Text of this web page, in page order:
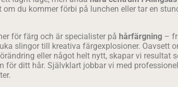
om du kommer förbi på lunchen eller tar en
för färg och är specialister på hårfärgning –
slingor till kreativa färgexplosioner. Oavsett
eller något helt nytt, skapar vi resultat
för ditt hår. Självklart jobbar vi med